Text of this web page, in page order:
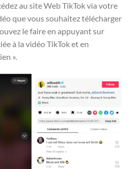
au site Web TikTok via votre
que vous souhaitez télécharger
le faire en appuyant sur
à la vidéo TikTok et en
».